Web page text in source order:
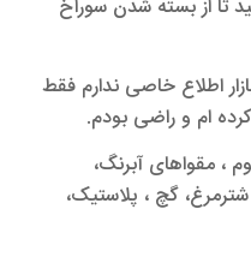
تا از بسته شدن سوراخ
اطلاع خاصی ندارم فقط
ام و راضی بودم.
، مقواهای آبرنگ،
گچ ، پلاستیک،